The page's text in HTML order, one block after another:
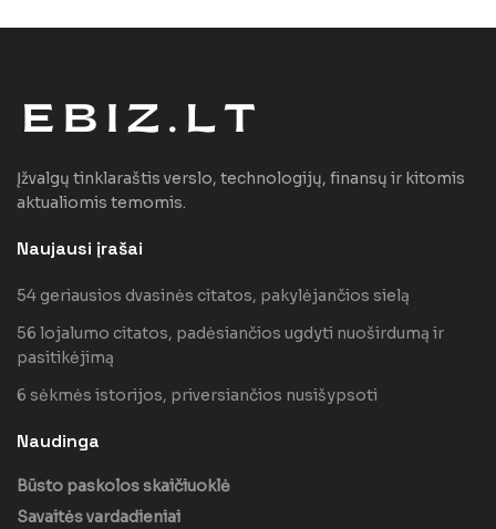
Įžvalgų tinklaraštis verslo, technologijų, finansų ir kitomis
aktualiomis temomis.
Naujausi įrašai
54 geriausios dvasinės citatos, pakylėjančios sielą
56 lojalumo citatos, padėsiančios ugdyti nuoširdumą ir
pasitikėjimą
6 sėkmės istorijos, priversiančios nusišypsoti
Naudinga
Būsto paskolos skaičiuoklė
Savaitės vardadieniai